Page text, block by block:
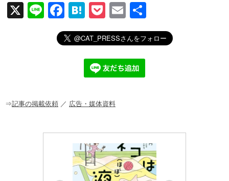
X
Li
F
a
c
o
H
at
e
n
a
P
o
ck
et
E
m
ail
有
⇒記事の掲載依頼 ／ 広告・媒体資料